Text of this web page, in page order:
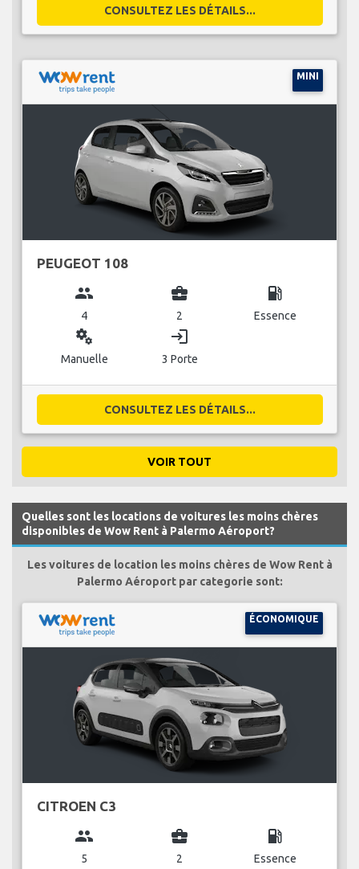
CONSULTEZ LES DÉTAILS...
MINI
PEUGEOT 108
group
4
business_center
2
local_gas_station
Essence
miscellaneous_services
Manuelle
login
3 Porte
CONSULTEZ LES DÉTAILS...
VOIR TOUT
Quelles sont les locations de voitures les moins chères
disponibles de Wow Rent à Palermo Aéroport?
Les voitures de location les moins chères de Wow Rent à
Palermo Aéroport par categorie sont:
ÉCONOMIQUE
CITROEN C3
group
5
business_center
2
local_gas_station
Essence